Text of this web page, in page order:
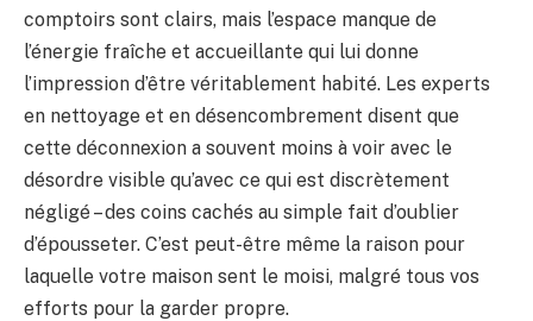
comptoirs sont clairs, mais l’espace manque de
l’énergie fraîche et accueillante qui lui donne
l’impression d’être véritablement habité. Les experts
en nettoyage et en désencombrement disent que
cette déconnexion a souvent moins à voir avec le
désordre visible qu’avec ce qui est discrètement
négligé – des coins cachés au simple fait d’oublier
d’épousseter. C’est peut-être même la raison pour
laquelle votre maison sent le moisi, malgré tous vos
efforts pour la garder propre.